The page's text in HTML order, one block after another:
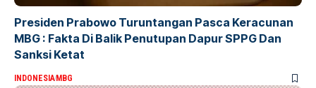
Presiden Prabowo Turuntangan Pasca Keracunan
MBG : Fakta Di Balik Penutupan Dapur SPPG Dan
Sanksi Ketat
INDONESIAMBG